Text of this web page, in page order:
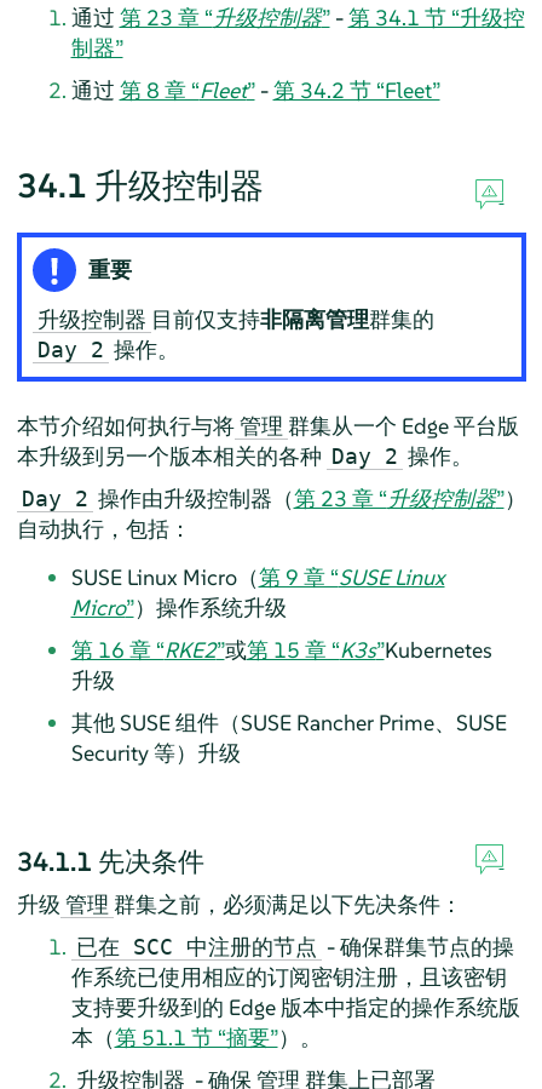
通过 第 23 章 “升级控制器”-第 34.1 节 “升级控
制器”
通过 第 8 章 “Fleet”-第 34.2 节 “Fleet”
34.1 升级控制器
重要
升级控制器 目前仅支持非隔离管理群集的
Day 2 操作。
本节介绍如何执行与将 管理 群集从一个 Edge 平台版
本升级到另一个版本相关的各种 Day 2 操作。
Day 2 操作由升级控制器（第 23 章 “升级控制器”）
自动执行，包括：
SUSE Linux Micro（第 9 章 “SUSE Linux
Micro”）操作系统升级
第 16 章 “RKE2”或第 15 章 “K3s”Kubernetes
升级
其他 SUSE 组件（SUSE Rancher Prime、SUSE
Security 等）升级
34.1.1 先决条件
升级 管理 群集之前，必须满足以下先决条件：
已在 SCC 中注册的节点 - 确保群集节点的操
作系统已使用相应的订阅密钥注册，且该密钥
支持要升级到的 Edge 版本中指定的操作系统版
本（第 51.1 节 “摘要”）。
升级控制器 - 确保 管理 群集上已部署